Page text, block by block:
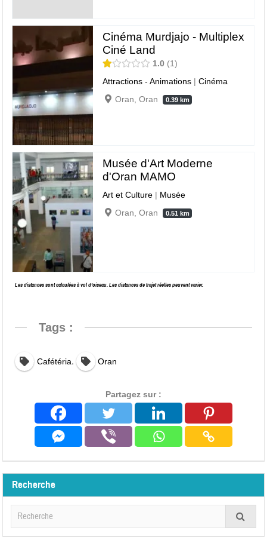
Cinéma Murdjajo - Multiplex
Ciné Land
1.0
1
Attractions - Animations |Cinéma
Oran, Oran
0.39 km
Musée d'Art Moderne
d'Oran MAMO
Art et Culture | Musée
Oran, Oran
0.51 km
Les distances sont calculées à vol d’oiseau. Les distances de trajet réelles peuvent varier.
Tags :
Cafétéria , Oran
Partagez sur :
Recherche